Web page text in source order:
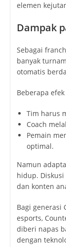
elemen
Dampak
Sebagai
banyak
otomatis
Beberapa
Tim harus
Coach
Pemain
optimal.
Namun
hidup.
dan konten
Bagi generasi
esports,
diberi napas
dengan